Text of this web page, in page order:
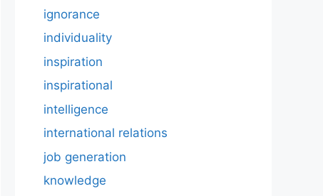
ignorance
individuality
inspiration
inspirational
intelligence
international relations
job generation
knowledge